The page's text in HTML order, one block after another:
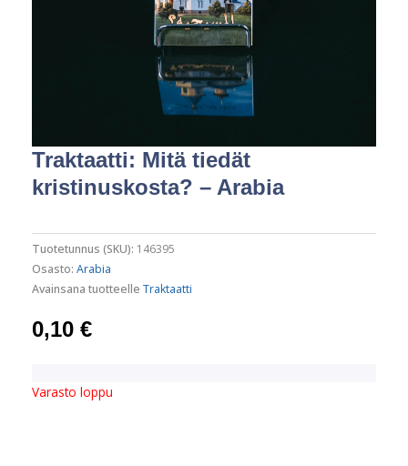
Traktaatti: Mitä tiedät
kristinuskosta? – Arabia
Tuotetunnus (SKU): 146395
Osasto: Arabia
Avainsana tuotteelle Traktaatti
0,10 €
Varasto loppu